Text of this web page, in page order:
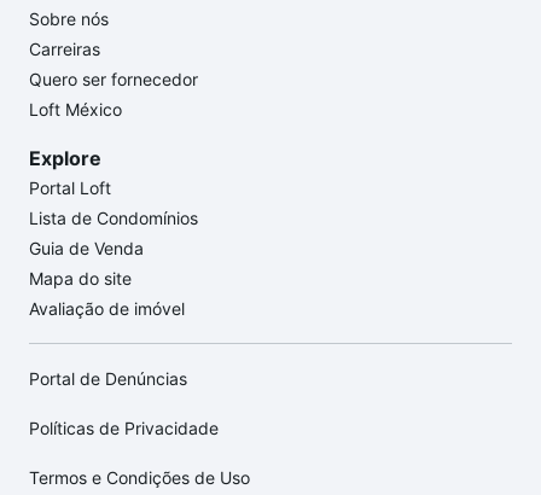
Sobre nós
Carreiras
Quero ser fornecedor
Loft México
Explore
Portal Loft
Lista de Condomínios
Guia de Venda
Mapa do site
Avaliação de imóvel
Portal de Denúncias
Políticas de Privacidade
Termos e Condições de Uso